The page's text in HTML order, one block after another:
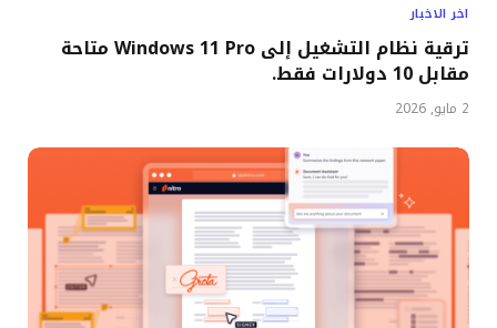
اخر الاخبار
ترقية نظام التشغيل إلى Windows 11 Pro متاحة
مقابل 10 دولارات فقط.
2 مايو, 2026